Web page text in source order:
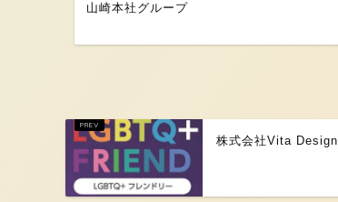
山崎本社グループ
株式会社Vita Design